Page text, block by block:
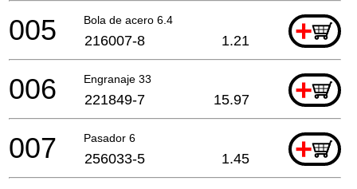
Bola de acero 6.4 +
005 216007-8 1.21
Engranaje 33 +
006 221849-7 15.97
Pasador 6 +
007 256033-5 1.45